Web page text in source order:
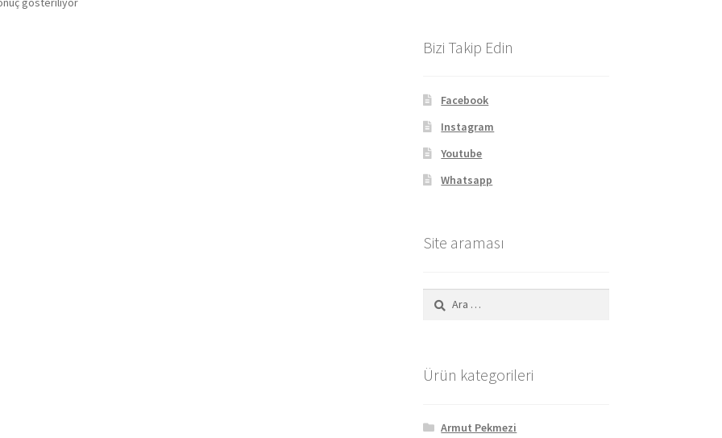
Bizi Takip Edin
Facebook
Instagram
Youtube
Whatsapp
Site araması
Arama:
Ürün kategorileri
Armut Pekmezi